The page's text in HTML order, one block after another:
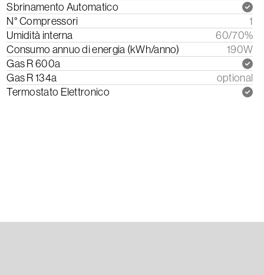
Sbrinamento Automatico
N° Compressori
1
Umidità interna
60/70%
Consumo annuo di energia (kWh/anno)
190W
Gas R 600a
Gas R 134a
optional
Termostato Elettronico